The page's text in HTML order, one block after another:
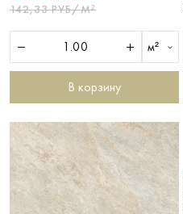
142,33 РУБ/М²
м²
В корзину